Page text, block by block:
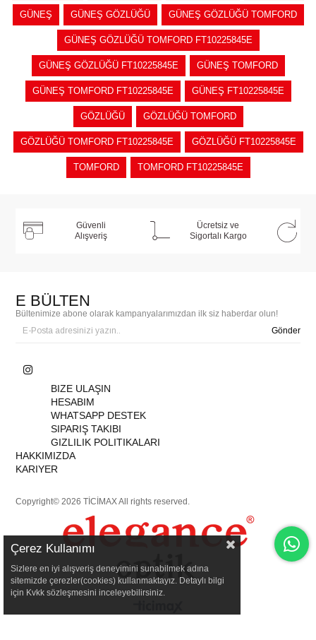
GÜNEŞ GÜNEŞ GÖZLÜĞÜ GÜNEŞ GÖZLÜĞÜ TOMFORD
GÜNEŞ GÖZLÜĞÜ TOMFORD FT10225845E
GÜNEŞ GÖZLÜĞÜ FT10225845E GÜNEŞ TOMFORD
GÜNEŞ TOMFORD FT10225845E GÜNEŞ FT10225845E
GÖZLÜĞÜ GÖZLÜĞÜ TOMFORD
GÖZLÜĞÜ TOMFORD FT10225845E GÖZLÜĞÜ FT10225845E
TOMFORD TOMFORD FT10225845E
Güvenli
Alışveriş
Ücretsiz ve
Sigortalı Kargo
E BÜLTEN
Bültenimize abone olarak kampanyalarımızdan ilk siz haberdar olun!
Gönder
BIZE ULAŞIN
HESABIM
WHATSAPP DESTEK
SIPARIŞ TAKIBI
GIZLILIK POLITIKALARI
HAKKIMIZDA
KARIYER
Copyright© 2026 TİCİMAX All rights reserved.
Çerez Kullanımı
Sizlere en iyi alışveriş deneyimini sunabilmek adına
sitemizde çerezler(cookies) kullanmaktayız. Detaylı bilgi
için Kvkk sözleşmesini inceleyebilirsiniz.